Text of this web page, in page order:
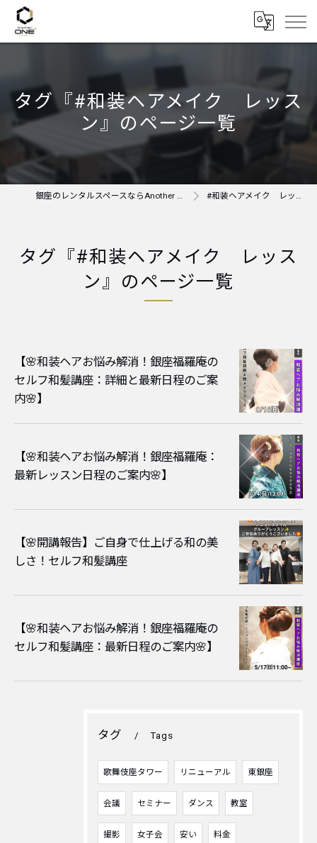
タグ『#和装ヘアメイク レッス
ン』のページ一覧
銀座のレンタルスペースならAnother ONE＋ #和装ヘアメイク レッスン
タグ『#和装ヘアメイク レッス
ン』のページ一覧
【🌸和装ヘアお悩み解消！銀座福羅庵の
セルフ和髪講座：詳細と最新日程のご案
内🌸】
【🌸和装ヘアお悩み解消！銀座福羅庵：
最新レッスン日程のご案内🌸】
【🌸開講報告】ご自身で仕上げる和の美
しさ！セルフ和髪講座
【🌸和装ヘアお悩み解消！銀座福羅庵の
セルフ和髪講座：最新日程のご案内🌸】
タグ Tags
歌舞伎座タワー リニューアル 東銀座
会議 セミナー ダンス 教室
撮影 女子会 安い 料金